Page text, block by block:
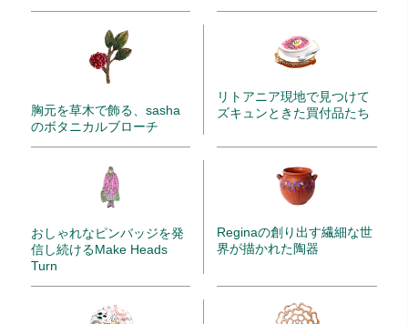
胸元を草木で飾る、sasha
のボタニカルブローチ
リトアニア現地で見つけて
ズキュンときた買付品たち
おしゃれなピンバッジを発
信し続けるMake Heads
Turn
Reginaの創り出す繊細な世
界が描かれた陶器